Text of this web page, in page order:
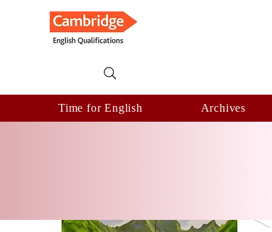
Time for English Archives